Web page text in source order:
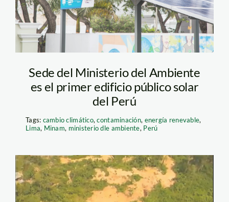
Sede del Ministerio del Ambiente
es el primer edificio público solar
del Perú
Tags: cambio climático,contaminación, energía renevable,
Lima, Minam, ministerio dle ambiente, Perú
minería el sira